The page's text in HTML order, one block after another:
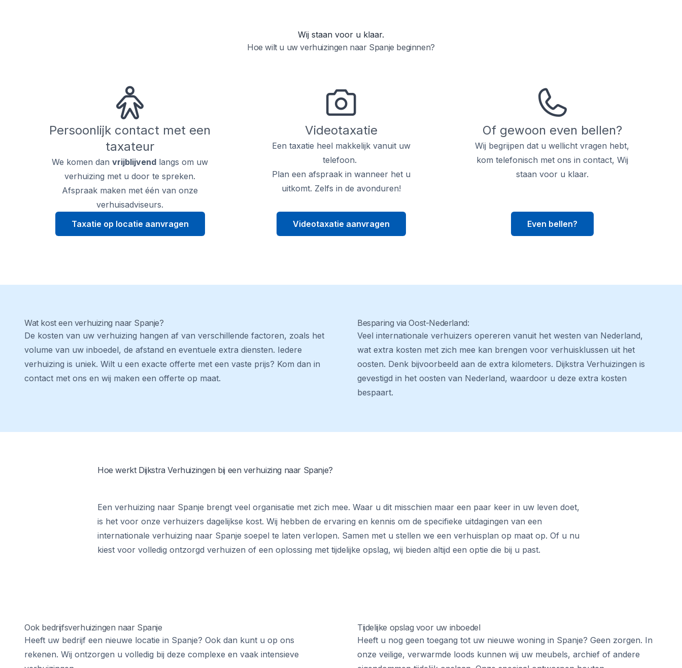
Wij staan voor u klaar.
Hoe wilt u uw verhuizingen naar Spanje beginnen?
Persoonlijk contact met een
taxateur
We komen dan vrijblijvend langs om uw
verhuizing met u door te spreken.
Afspraak maken met één van onze
verhuisadviseurs.
Taxatie op locatie aanvragen
Videotaxatie
Een taxatie heel makkelijk vanuit uw
telefoon.
Plan een afspraak in wanneer het u
uitkomt. Zelfs in de avonduren!
Videotaxatie aanvragen
Of gewoon even bellen?
Wij begrijpen dat u wellicht vragen hebt,
kom telefonisch met ons in contact, Wij
staan voor u klaar.
Even bellen?
Wat kost een verhuizing naar Spanje?
De kosten van uw verhuizing hangen af van verschillende factoren, zoals het
volume van uw inboedel, de afstand en eventuele extra diensten. Iedere
verhuizing is uniek. Wilt u een exacte offerte met een vaste prijs? Kom dan in
contact met ons en wij maken een offerte op maat.
Besparing via Oost-Nederland:
Veel internationale verhuizers opereren vanuit het westen van Nederland,
wat extra kosten met zich mee kan brengen voor verhuisklussen uit het
oosten. Denk bijvoorbeeld aan de extra kilometers. Dijkstra Verhuizingen is
gevestigd in het oosten van Nederland, waardoor u deze extra kosten
bespaart.
Hoe werkt Dijkstra Verhuizingen bij een verhuizing naar Spanje?
Een verhuizing naar Spanje brengt veel organisatie met zich mee. Waar u dit misschien maar een paar keer in uw leven doet,
is het voor onze verhuizers dagelijkse kost. Wij hebben de ervaring en kennis om de specifieke uitdagingen van een
internationale verhuizing naar Spanje soepel te laten verlopen. Samen met u stellen we een verhuisplan op maat op. Of u nu
kiest voor volledig ontzorgd verhuizen of een oplossing met tijdelijke opslag, wij bieden altijd een optie die bij u past.
Ook bedrijfsverhuizingen naar Spanje
Heeft uw bedrijf een nieuwe locatie in Spanje? Ook dan kunt u op ons
rekenen. Wij ontzorgen u volledig bij deze complexe en vaak intensieve
Tijdelijke opslag voor uw inboedel
Heeft u nog geen toegang tot uw nieuwe woning in Spanje? Geen zorgen. In
onze veilige, verwarmde loods kunnen wij uw meubels, archief of andere